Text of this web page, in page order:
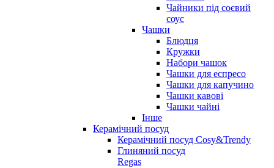
Чайники під соєвий
соус
Чашки
Блюдця
Кружки
Набори чашок
Чашки для еспресо
Чашки для капучино
Чашки кавові
Чашки чайні
Інше
Керамічний посуд
Керамічний посуд Cosy&Trendy
Глиняний посуд
Regas